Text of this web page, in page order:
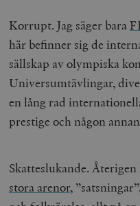
Korrupt. Jag säger bara
här befinner sig de
sällskap av olympiska
Universumtävlingar,
en lång rad
prestige och någon
Skatteslukande.
stora arenor,